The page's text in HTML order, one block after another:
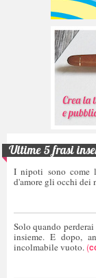
Ultime 5 frasi
I nipoti sono come
d'amore gli occhi dei
Solo quando
insieme. E dopo,
incolmabile vuoto. (